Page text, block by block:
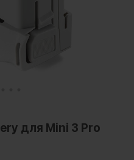
для Mini 3 Pro